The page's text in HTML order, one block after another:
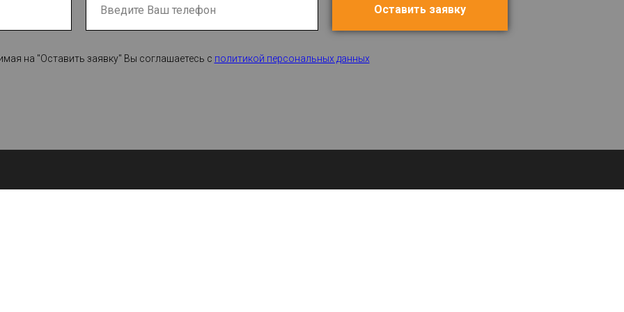
Оставить заявку
на "Оставить заявку" Вы соглашаетесь с политикой персональных данных